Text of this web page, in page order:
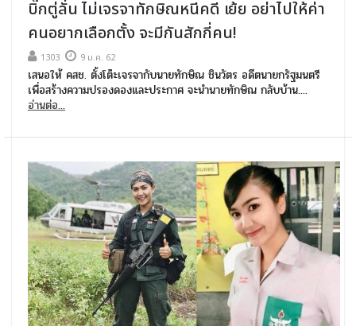
บิ๊กตู่ลั่น ไม่เจรจาทักษิณหนีคดี เย้ย อย่าไปให้ค่า
คนอยากเลือกตั้ง จะมีกันสักกี่คน!
1303 9 ม.ค. 62
เสนอให้ คสช. ตั้งโต๊ะเจรจากับนายทักษิณ ชินวัตร อดีตนายกรัฐมนตรี
เพื่อสร้างความปรองดองและประกาศ จะนำนายทักษิณ กลับบ้าน....
อ่านต่อ...